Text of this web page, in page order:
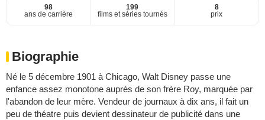
98
ans de carrière
199
films et séries tournés
8
prix
Biographie
Né le 5 décembre 1901 à Chicago, Walt Disney passe une
enfance assez monotone auprès de son frère Roy, marquée par
l'abandon de leur mère. Vendeur de journaux à dix ans, il fait un
peu de théatre puis devient dessinateur de publicité dans une